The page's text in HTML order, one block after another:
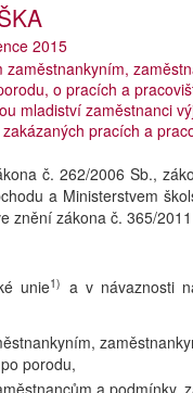
2015
o pracích a
mladiství zaměstnanci
pracích a
č. 262/2006 Sb.,
a Ministerstvem
znění zákona č. 365/
unie1) a v návaznosti
porodu,
a podmínky,